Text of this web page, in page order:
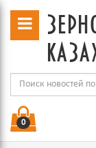
0